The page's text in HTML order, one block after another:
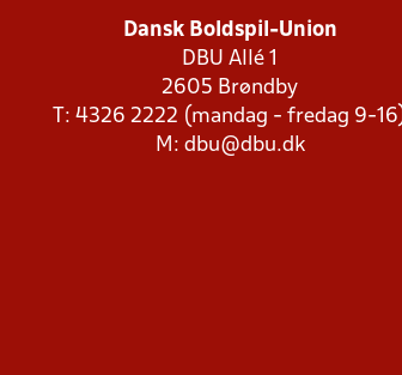
Dansk Boldspil-Union
DBU Allé 1
2605 Brøndby
T: 4326 2222 (mandag - fredag 9-
M: dbu@dbu.dk